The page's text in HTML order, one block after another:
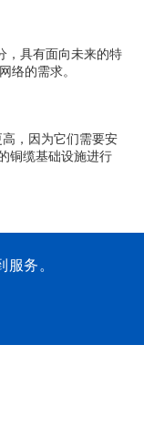
，具有面向未来的特
络的需求。
高，因为它们需要安
铜缆基础设施进行
务。